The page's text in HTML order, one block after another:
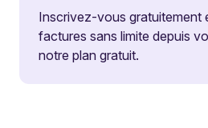
Inscrivez-vous gratuitement
factures sans limite depuis
notre plan gratuit.